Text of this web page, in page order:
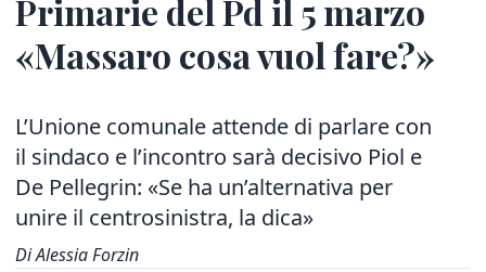
Primarie del Pd il 5 marzo
«Massaro cosa vuol fare?»
L’Unione comunale attende di parlare con
il sindaco e l’incontro sarà decisivo Piol e
De Pellegrin: «Se ha un’alternativa per
unire il centrosinistra, la dica»
Di Alessia Forzin